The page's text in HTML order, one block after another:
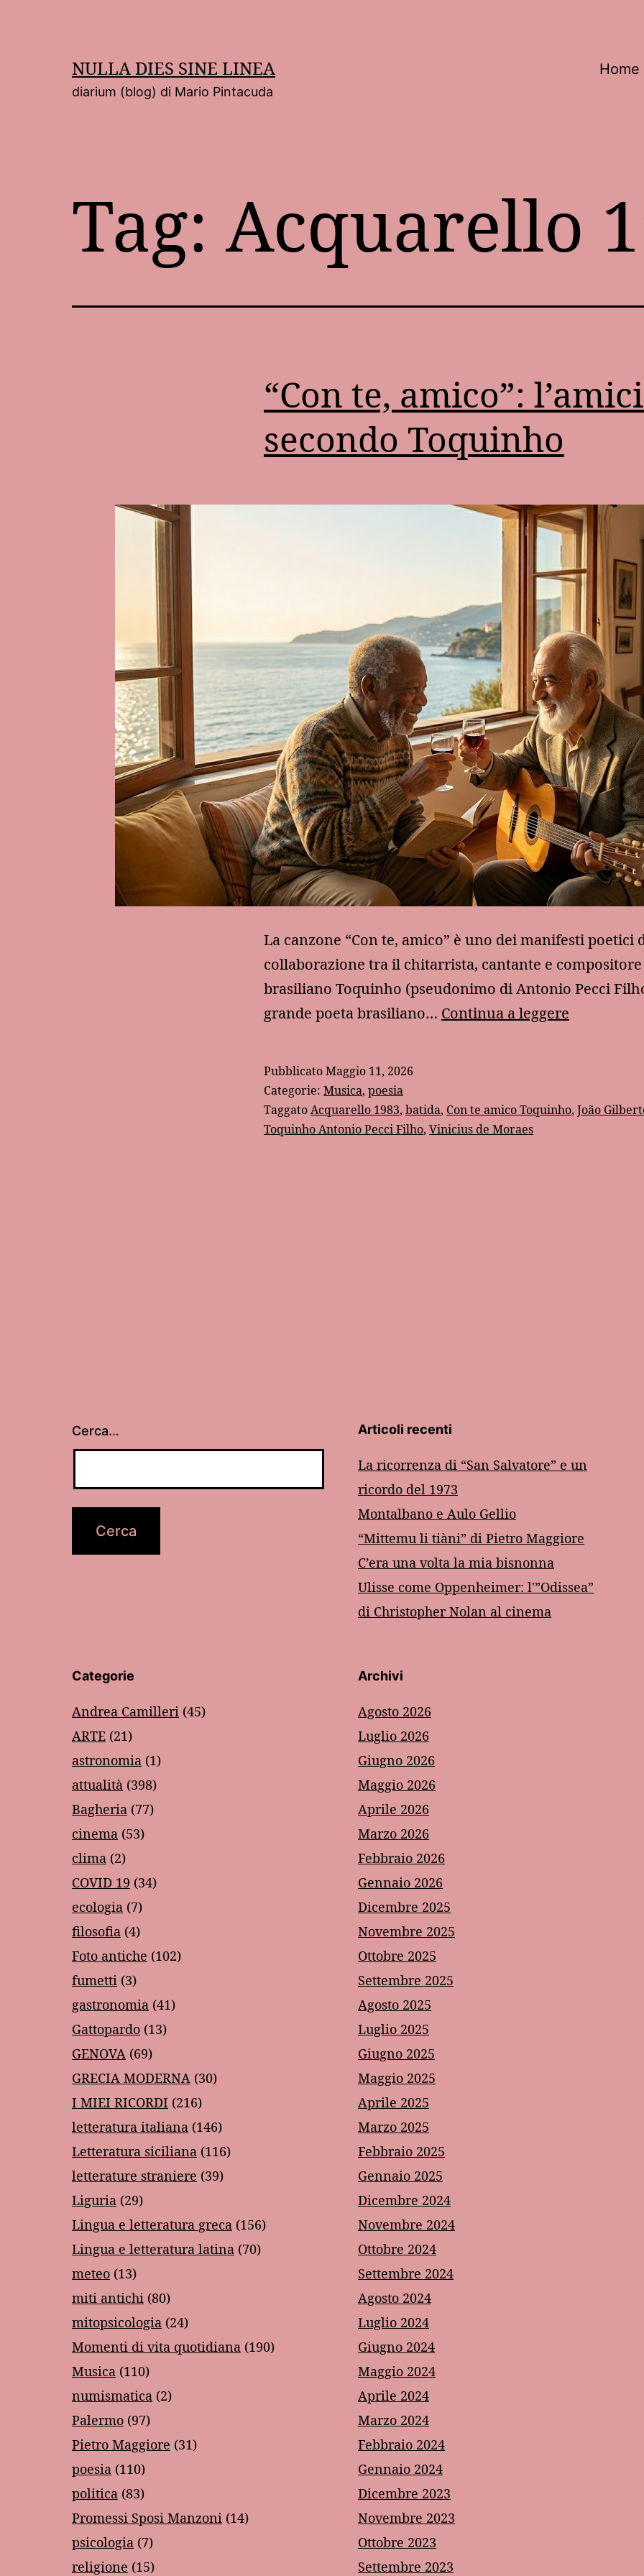
NULLA DIES SINE LINEA
diarium (blog) di Mario Pintacuda
Home
Tag: Acquarello
“Con te, amico”:
secondo Toquinho
La canzone “Con te, amico” è uno dei manifesti poetici
collaborazione tra il chitarrista, cantante e compositore
brasiliano Toquinho (pseudonimo di Antonio Pecci
grande poeta brasiliano… Continua a leggere
secondo
PubblicatoMaggio 11, 2026
Categorie: Musica, poesia
TaggatoAcquarello 1983, batida, Con te amico Toquinho, João
Toquinho Antonio Pecci Filho, Vinicius de Moraes
Cerca… Articoli recenti
La ricorrenza di “San Salvatore” e un
ricordo del 1973
Montalbano e Aulo Gellio
“Mittemu li tiàni” di Pietro Maggiore
C’era una volta la mia bisnonna
Ulisse come Oppenheimer: l'”Odissea”
di Christopher Nolan al cinema
Categorie
Andrea Camilleri (45)
ARTE (21)
astronomia (1)
attualità (398)
Bagheria (77)
cinema (53)
clima (2)
COVID 19 (34)
ecologia (7)
filosofia (4)
Foto antiche (102)
fumetti (3)
gastronomia (41)
Gattopardo (13)
GENOVA (69)
GRECIA MODERNA (30)
I MIEI RICORDI (216)
letteratura italiana (146)
Letteratura siciliana (116)
letterature straniere (39)
Liguria (29)
Lingua e letteratura greca (156)
Lingua e letteratura latina (70)
meteo (13)
miti antichi (80)
mitopsicologia (24)
Momenti di vita quotidiana (190)
Musica (110)
numismatica (2)
Palermo (97)
Pietro Maggiore (31)
poesia (110)
politica (83)
Promessi Sposi Manzoni (14)
psicologia (7)
religione (15)
Archivi
Agosto 2026
Luglio 2026
Giugno 2026
Maggio 2026
Aprile 2026
Marzo 2026
Febbraio 2026
Gennaio 2026
Dicembre 2025
Novembre 2025
Ottobre 2025
Settembre 2025
Agosto 2025
Luglio 2025
Giugno 2025
Maggio 2025
Aprile 2025
Marzo 2025
Febbraio 2025
Gennaio 2025
Dicembre 2024
Novembre 2024
Ottobre 2024
Settembre 2024
Agosto 2024
Luglio 2024
Giugno 2024
Maggio 2024
Aprile 2024
Marzo 2024
Febbraio 2024
Gennaio 2024
Dicembre 2023
Novembre 2023
Ottobre 2023
Settembre 2023